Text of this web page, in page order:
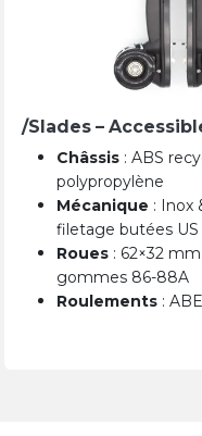
/Slades –
Châssis : ABS
polypropylène
Mécanique : Inox
filetage butées US
Roues : 62×32
gommes 86-88A
Roulements :